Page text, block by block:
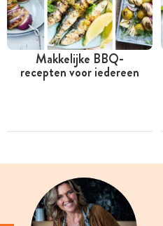
Makkelijke BBQ-
recepten voor iedereen